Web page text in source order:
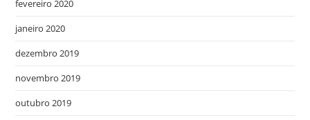
fevereiro 2020
janeiro 2020
dezembro 2019
novembro 2019
outubro 2019